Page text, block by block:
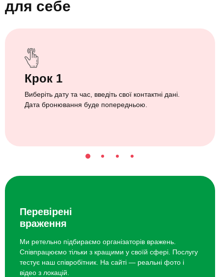
для себе
Крок 1
Виберіть дату та час, введіть свої контактні дані.
Дата бронювання буде попередньою.
Перевірені
враження
Ми ретельно підбираємо організаторів вражень.
Співпрацюємо тільки з кращими у своїй сфері. Послугу
тестує наш співробітник. На сайті — реальні фото і
відео з локацій.